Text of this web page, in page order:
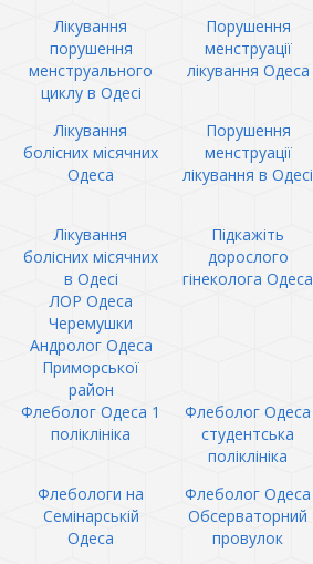
Лікування
порушення
менструального
циклу в Одесі
Порушення
менструації
лікування Одеса
Лікування
болісних місячних
Одеса
Порушення
менструації
лікування в Одесі
Лікування
болісних місячних
в Одесі
Підкажіть
дорослого
гінеколога Одеса
ЛОР Одеса
Черемушки
Андролог Одеса
Приморської
район
Флеболог Одеса 1
поліклініка
Флеболог Одеса
студентська
поліклініка
Флебологи на
Семінарській
Одеса
Флеболог Одеса
Обсерваторний
провулок